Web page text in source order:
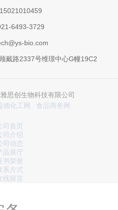
15021010459
6493-3729
bio.com
戴路2337号维璟中心G幢19C2
思创生物科技有限公司
德化工网 食品商务网
司首页
司介绍
司动态
品展厅
书荣誉
系方式
线留言